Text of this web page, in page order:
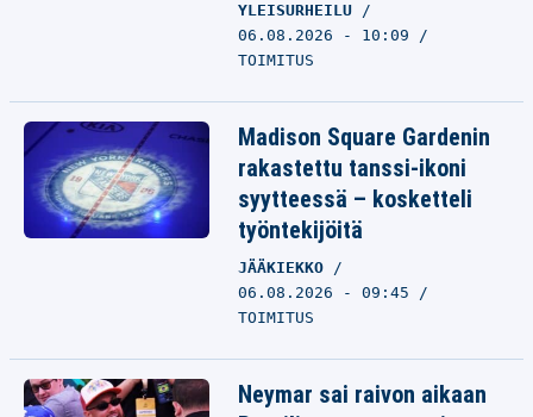
YLEISURHEILU
06.08.2026 - 10:09
TOIMITUS
Madison Square Gardenin
rakastettu tanssi-ikoni
syytteessä – kosketteli
työntekijöitä
JÄÄKIEKKO
06.08.2026 - 09:45
TOIMITUS
Neymar sai raivon aikaan